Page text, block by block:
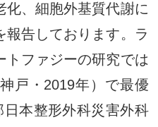
化、細胞外基質代謝に
報告しております。ラ
トファジーの研究では
戸・2019年）で最優
本整形外科災害外科